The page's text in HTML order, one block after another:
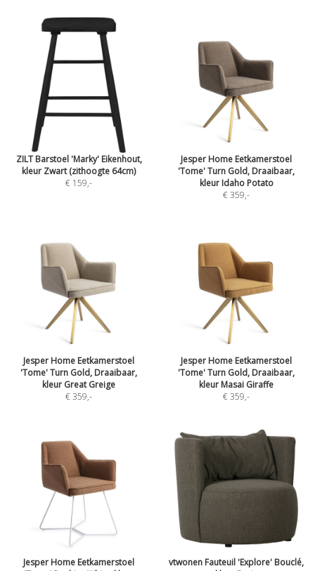
ZILT Barstoel 'Marky' Eikenhout,
kleur Zwart (zithoogte 64cm)
€ 159,-
Jesper Home Eetkamerstoel
'Tome' Turn Gold, Draaibaar,
kleur Idaho Potato
€ 359,-
Jesper Home Eetkamerstoel
'Tome' Turn Gold, Draaibaar,
kleur Great Greige
€ 359,-
Jesper Home Eetkamerstoel
'Tome' Turn Gold, Draaibaar,
kleur Masai Giraffe
€ 359,-
Jesper Home Eetkamerstoel
vtwonen Fauteuil 'Explore' Bouclé,